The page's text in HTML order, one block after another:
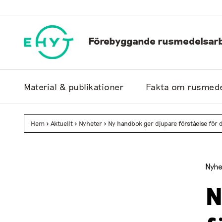
till
Förebyggande
Material & publikationer Fakta om
Hem > Aktuellt > Nyheter > Ny handbok ger djupare förståelse för